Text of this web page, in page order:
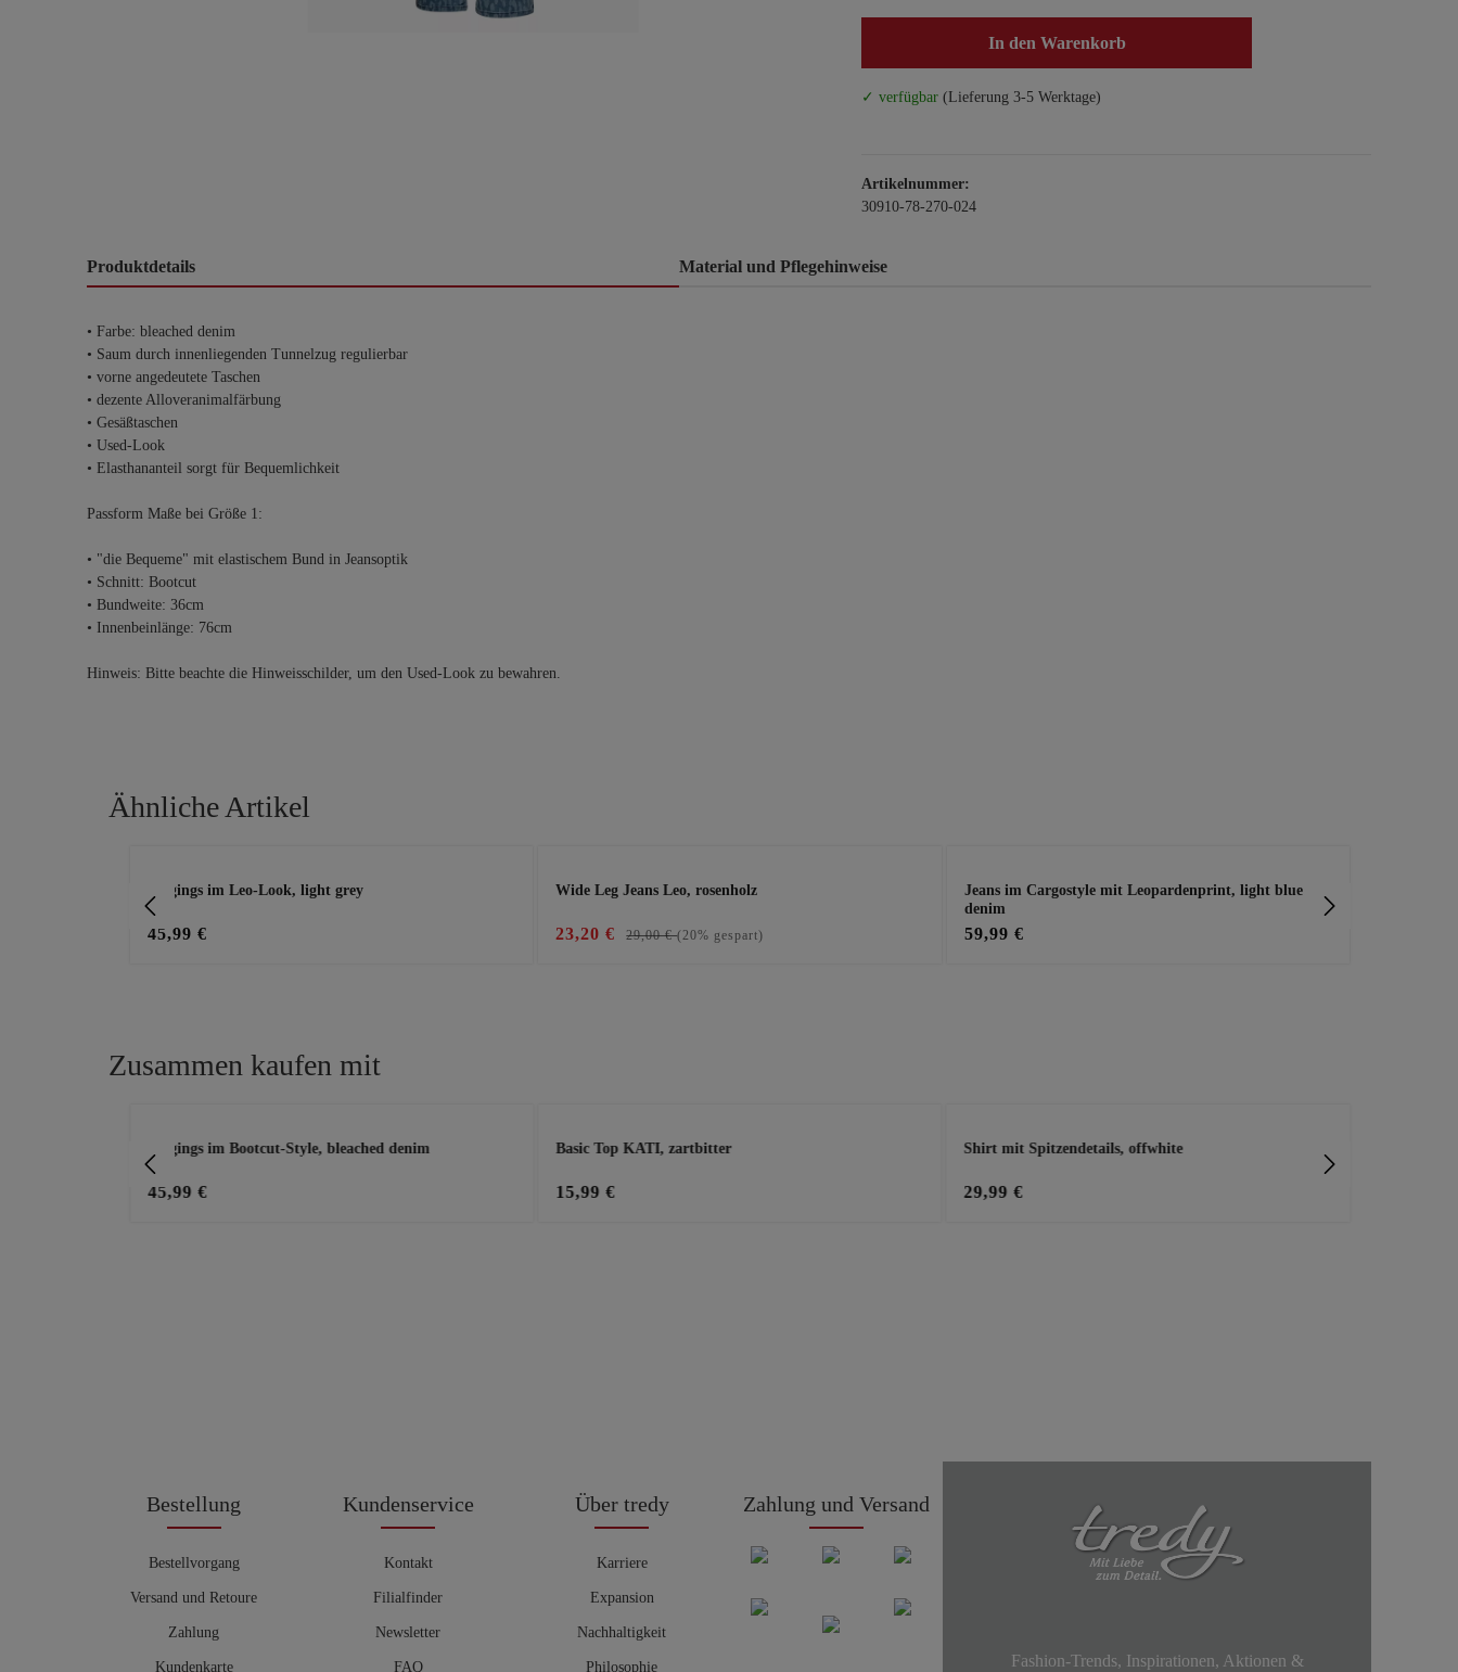
In den Warenkorb
✓ verfügbar (Lieferung 3-5 Werktage)
Artikelnummer:
30910-78-270-024
Produktdetails Material und Pflegehinweise
• Farbe: bleached denim
• Saum durch innenliegenden Tunnelzug regulierbar
• vorne angedeutete Taschen
• dezente Alloveranimalfärbung
• Gesäßtaschen
• Used-Look
• Elasthananteil sorgt für Bequemlichkeit
Passform Maße bei Größe 1:
• "die Bequeme" mit elastischem Bund in Jeansoptik
• Schnitt: Bootcut
• Bundweite: 36cm
• Innenbeinlänge: 76cm
Hinweis: Bitte beachte die Hinweisschilder, um den Used-Look zu bewahren.
Ähnliche Artikel
Jeggings im Leo-Look, light grey
45,99 €
Wide Leg Jeans Leo, rosenholz
23,20 € 29,00 €(20% gespart)
Jeans im Cargostyle mit Leopardenprint, light blue
denim
59,99 €
Zusammen kaufen mit
Jeggings im Bootcut-Style, bleached denim
45,99 €
Basic Top KATI, zartbitter
15,99 €
Shirt mit Spitzendetails, offwhite
29,99 €
Bestellung
Bestellvorgang
Versand und Retoure
Zahlung
Kundenkarte
Kundenservice
Kontakt
Filialfinder
Newsletter
FAQ
Über tredy
Karriere
Expansion
Nachhaltigkeit
Philosophie
Zahlung und Versand
Fashion-Trends, Inspirationen, Aktionen &